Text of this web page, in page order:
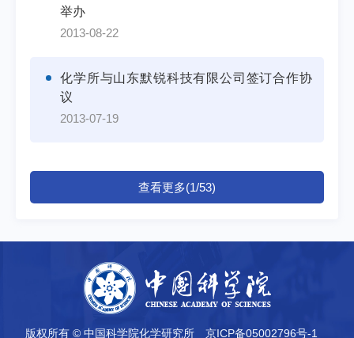
举办
2013-08-22
化学所与山东默锐科技有限公司签订合作协
议
2013-07-19
查看更多(1/53)
版权所有 © 中国科学院化学研究所 京ICP备05002796号-1